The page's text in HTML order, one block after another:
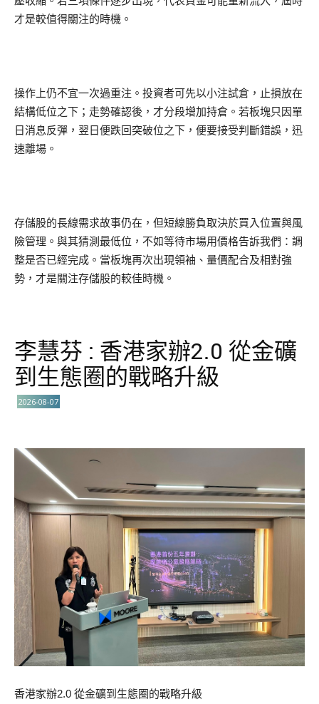
才是較值得關注的時機。
操作上仍不宜一次過重注。投資者可先以小注試倉，止損放在
結構低位之下；走勢確認後，才分段增加持倉。若板塊只因單
日消息反彈，翌日便跌回突破位之下，便要接受判斷錯誤，迅
速離場。
存儲股的長線需求故事仍在，但短線勝負取決於買入位置與風
險管理。與其猜測最低位，不如等待市場用價格告訴我們：調
整是否已經完成。當板塊再次出現領袖、量價配合及相對強
勢，才是關注存儲股的較佳時機。
李慧芬 : 香港家辦2.0 從金礦
到生態圈的戰略升級
2026-08-07
香港家辦2.0 從金礦到生態圈的戰略升級